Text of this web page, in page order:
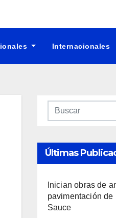
Internacionales
Últimas
Inician obras de
pavimentación de
Sauce